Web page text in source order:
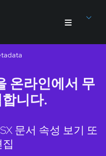
온라인에서 무
니다.
문서 속성 보기 또